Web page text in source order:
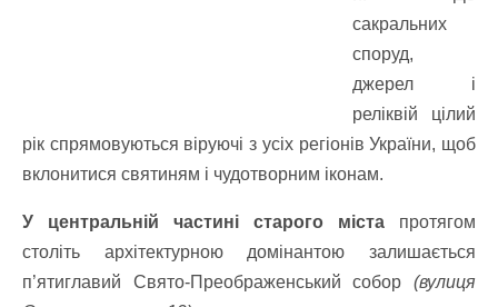
сакральних
споруд,
джерел і
реліквій цілий
рік спрямовуються віруючі з усіх регіонів України, щоб
вклонитися святиням і чудотворним іконам.
У центральній частині старого міста протягом
століть архітектурною домінантою залишається
п’ятиглавий Свято-Преображенський собор (вулиця